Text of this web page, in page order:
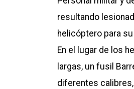
resultando
helicóptero para
En el lugar de los
largas, un fusil
diferentes